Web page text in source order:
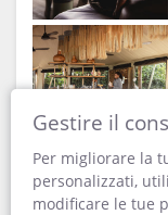
INGLESE
Gestire il
Per migliorare la
personalizzati,
modificare le tue